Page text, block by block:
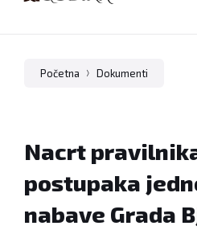
Početna Dokumenti
Nacrt
postupaka
nabave Grada